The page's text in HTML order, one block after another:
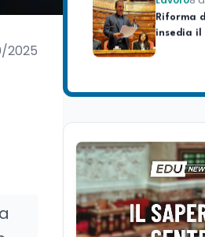
2025
insedia il
ristretto
di
dei
Università
Fondo
sale a
la firma